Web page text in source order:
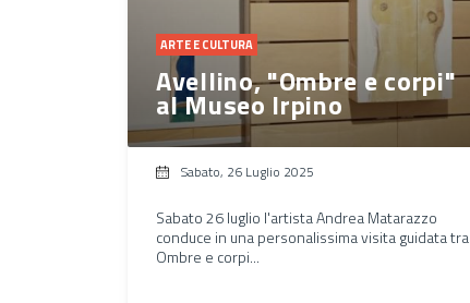
ARTE E CULTURA
Avellino, "Ombre e corpi"
al Museo Irpino
Sabato, 26 Luglio 2025
Sabato 26 luglio l'artista Andrea Matarazzo
conduce in una personalissima visita guidata tra
Ombre e corpi...